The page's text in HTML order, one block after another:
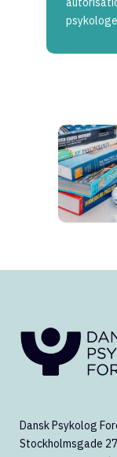
Dansk Psykolog
Stockholmsgade 27